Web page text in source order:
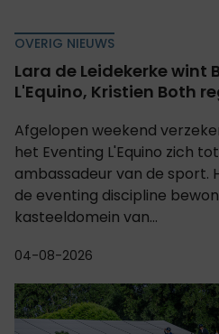
OVERIG NIEUWS
Lara de Leidekerke wint
L'Equino, Kristien Both
Afgelopen weekend
het Eventing L'Equino zich
ambassadeur van de sport.
de eventing discipline
kasteeldomein van...
04-08-2026